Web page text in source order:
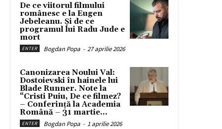
De ce viitorul filmului
românesc e la Eugen
Jebeleanu. Și de ce
programul lui Radu Jude e
mort
ENTER Bogdan Popa - 27 aprilie 2026
Canonizarea Noului Val:
Dostoievski în hainele lui
Blade Runner. Note la
“Cristi Puiu, De ce filmez?
– Conferință la Academia
Română – 31 martie...
ENTER Bogdan Popa - 1 aprilie 2026